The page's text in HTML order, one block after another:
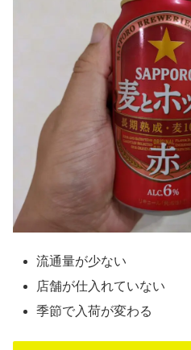
流通量が少ない
店舗が仕入れていない
季節で入荷が変わる